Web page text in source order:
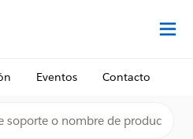
Eventos Contacto